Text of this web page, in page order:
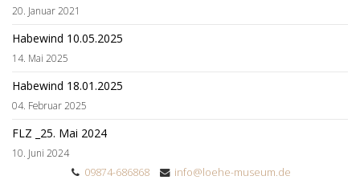
20. Januar 2021
Habewind 10.05.2025
14. Mai 2025
Habewind 18.01.2025
04. Februar 2025
FLZ _25. Mai 2024
10. Juni 2024
09874-686868
info@loehe-museum.de